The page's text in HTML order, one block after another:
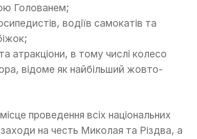
Голованем;
водіїв самокатів та
атракціони, в тому числі колесо
відоме як найбільший жовто-
проведення всіх національних
на честь Миколая та Різдва, а